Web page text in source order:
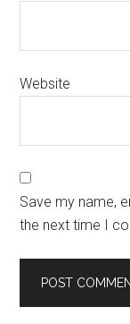
Website
Save my name,
the next time I